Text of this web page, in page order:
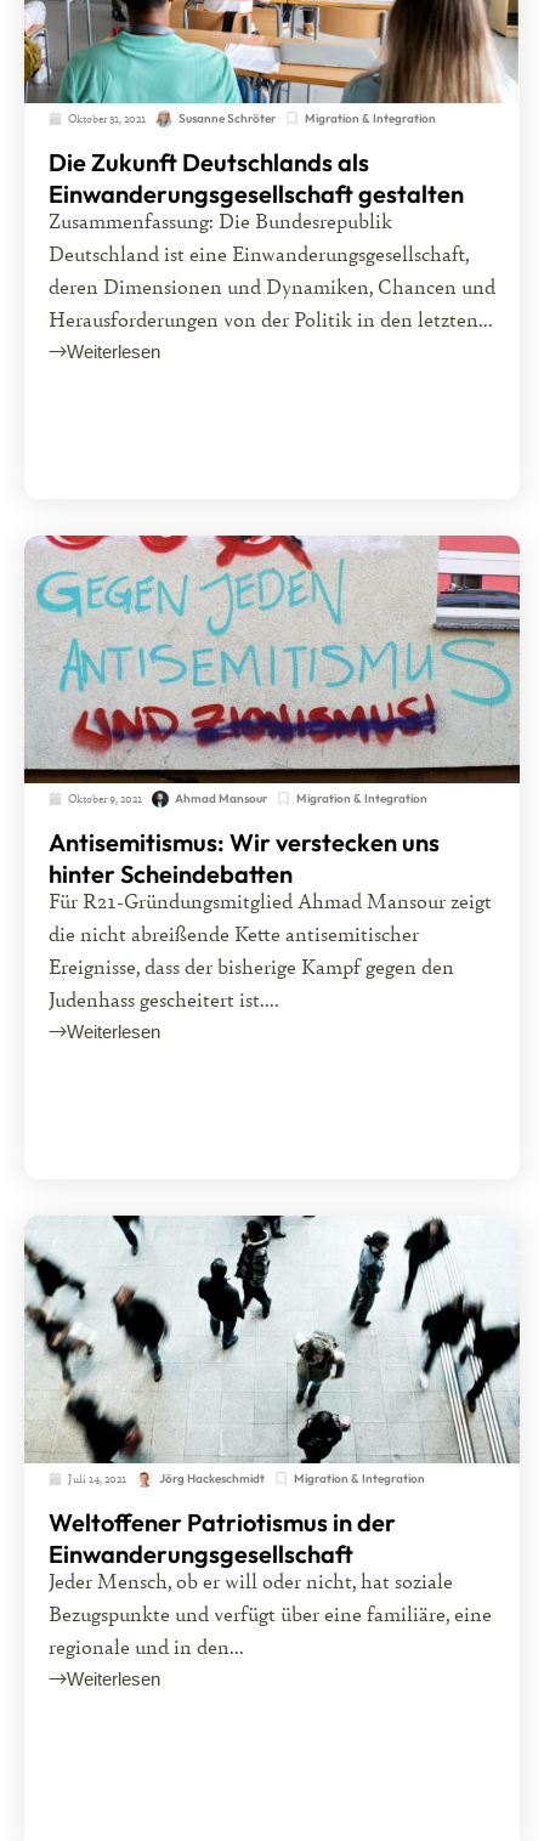
Oktober 31, 2021 Susanne Schröter Migration & Integration
Die Zukunft Deutschlands als
Einwanderungsgesellschaft gestalten
Zusammenfassung: Die Bundesrepublik
Deutschland ist eine Einwanderungsgesellschaft,
deren Dimensionen und Dynamiken, Chancen und
Herausforderungen von der Politik in den letzten...
Weiterlesen
Oktober 9, 2021 Ahmad Mansour Migration & Integration
Antisemitismus: Wir verstecken uns
hinter Scheindebatten
Für R21-Gründungsmitglied Ahmad Mansour zeigt
die nicht abreißende Kette antisemitischer
Ereignisse, dass der bisherige Kampf gegen den
Judenhass gescheitert ist....
Weiterlesen
Juli 14, 2021 Jörg Hackeschmidt Migration & Integration
Weltoffener Patriotismus in der
Einwanderungsgesellschaft
Jeder Mensch, ob er will oder nicht, hat soziale
Bezugspunkte und verfügt über eine familiäre, eine
regionale und in den...
Weiterlesen